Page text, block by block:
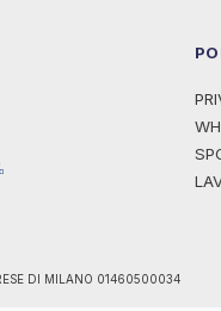
DI MILANO 01460500034